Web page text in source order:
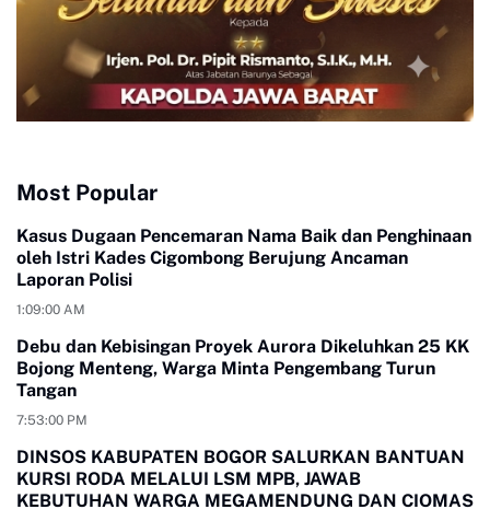
Most Popular
Kasus Dugaan Pencemaran Nama Baik dan Penghinaan
oleh Istri Kades Cigombong Berujung Ancaman
Laporan Polisi
1:09:00 AM
Debu dan Kebisingan Proyek Aurora Dikeluhkan 25 KK
Bojong Menteng, Warga Minta Pengembang Turun
Tangan
7:53:00 PM
DINSOS KABUPATEN BOGOR SALURKAN BANTUAN
KURSI RODA MELALUI LSM MPB, JAWAB
KEBUTUHAN WARGA MEGAMENDUNG DAN CIOMAS